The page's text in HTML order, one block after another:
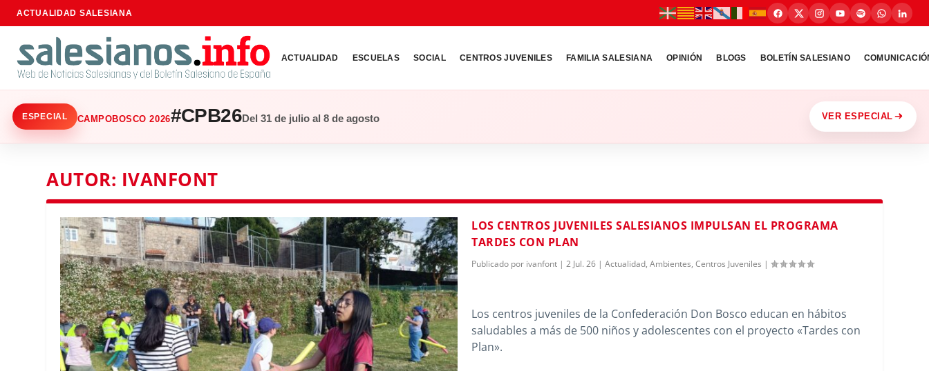
ACTUALIDAD SALESIANA
ACTUALIDAD ESCUELAS SOCIAL CENTROS JUVENILES FAMILIA SALESIANA OPINIÓN BLOGS BOLETÍN SALESIANO
ESPECIAL CAMPOBOSCO 2026#CPB26Del 31 de julio al 8 de agosto VER ESPECIAL
AUTOR: IVANFONT
LOS CENTROS JUVENILES SALESIANOS IMPULSAN EL PROGRAMA
TARDES CON PLAN
Publicado por ivanfont | 2 Jul. 26 | Actualidad, Ambientes, Centros Juveniles |
Los centros juveniles de la Confederación Don Bosco educan en hábitos
saludables a más de 500 niños y adolescentes con el proyecto «Tardes con
Plan».